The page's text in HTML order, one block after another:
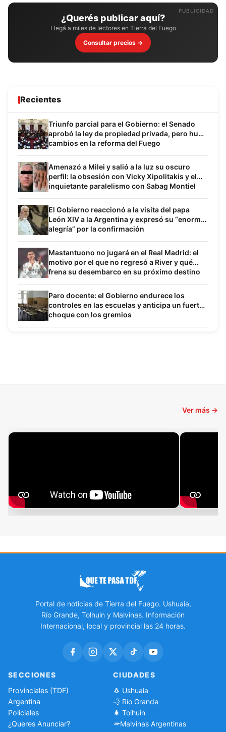
PUBLICIDAD
¿Querés publicar aquí?
Llegá a miles de lectores en Tierra del Fuego
Consultar precios →
Recientes
Triunfo parcial para el Gobierno: el Senado
aprobó la ley de propiedad privada, pero hubo
cambios en la reforma del Fuego
Amenazó a Milei y salió a la luz su oscuro
perfil: la obsesión con Vicky Xipolitakis y el
inquietante paralelismo con Sabag Montiel
El Gobierno reaccionó a la visita del papa
León XIV a la Argentina y expresó su “enorme
alegría” por la confirmación
Mastantuono no jugará en el Real Madrid: el
motivo por el que no regresó a River y qué
frena su desembarco en su próximo destino
Paro docente: el Gobierno endurece los
controles en las escuelas y anticipa un fuerte
choque con los gremios
Ver más →
Portal de noticias de Tierra del Fuego. Ushuaia,
Río Grande, Tolhuin y Malvinas. Información
Internacional, local y provincial las 24 horas.
SECCIONES
Provinciales (TDF)
Argentina
Policiales
¿Queres Anunciar?
CIUDADES
🐧 Ushuaia
💨 Río Grande
🌲 Tolhuin
Malvinas Argentinas